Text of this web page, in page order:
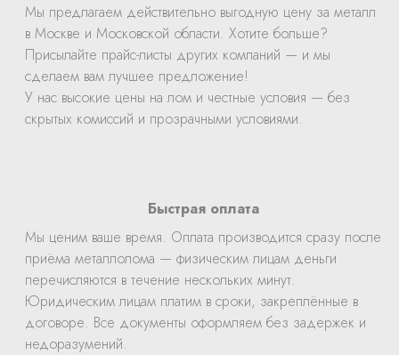
Мы предлагаем действительно выгодную цену за металл
в Москве и Московской области. Хотите больше?
Присылайте прайс-листы других компаний — и мы
сделаем вам лучшее предложение!
У нас высокие цены на лом и честные условия — без
скрытых комиссий и прозрачными условиями.
Быстрая оплата
Мы ценим ваше время. Оплата производится сразу после
приёма металлолома — физическим лицам деньги
перечисляются в течение нескольких минут.
Юридическим лицам платим в сроки, закреплённые в
договоре. Все документы оформляем без задержек и
недоразумений.